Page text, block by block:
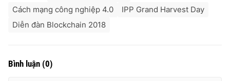
Cách mạng công nghiệp 4.0
IPP Grand Harvest Day
Diễn đàn Blockchain 2018
Bình luận (0)